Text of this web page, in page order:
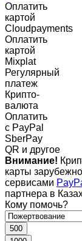
Оплатить
картой
Cloudpayments
Оплатить
картой
Mixplat
Регулярный
платеж
Крипто-
валюта
Оплатить
c PayPal
SberPay
QR и другое
Внимание!
карты
сервисами
партнера в
Кому помочь?
500